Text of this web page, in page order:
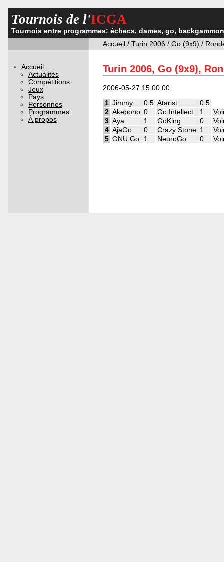
Tournois de l'ICGA
Tournois entre programmes: échecs, dames, go,
Accueil /Turin 2006 /Go (9x9) /
Accueil
Actualités
Compétitions
Jeux
Pays
Personnes
Programmes
À propos
Turin 2006, Go (9x9),
2006-05-27 15:00:00
1 Jimmy 0.5 Atarist
0.5
2 Akebono 0 Go Intellect 1
3 Aya 1 GoKing 0
4 AjaGo 0 Crazy Stone 1
5 GNU Go 1 NeuroGo 0